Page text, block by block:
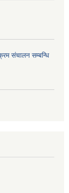
संचालन सम्बन्धि